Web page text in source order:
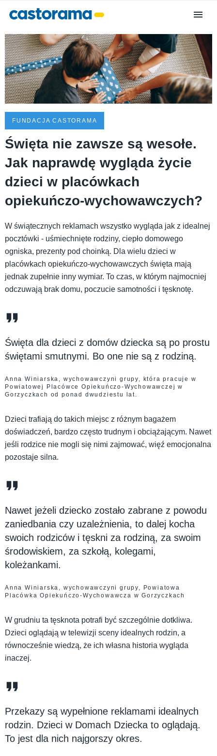
FUNDACJA CASTORAMA
Święta nie zawsze są wesołe.
Jak naprawdę wygląda życie
dzieci w placówkach
opiekuńczo-wychowawczych?
W świątecznych reklamach wszystko wygląda jak z idealnej
pocztówki - uśmiechnięte rodziny, ciepło domowego
ogniska, prezenty pod choinką. Dla wielu dzieci w
placówkach opiekuńczo-wychowawczych święta mają
jednak zupełnie inny wymiar. To czas, w którym najmocniej
odczuwają brak domu, poczucie samotności i tęsknotę.
Święta dla dzieci z domów dziecka są po prostu
świętami smutnymi. Bo one nie są z rodziną.
Anna Winiarska, wychowawczyni grupy, która pracuje w
Powiatowej Placówce Opiekuńczo-Wychowawczej w
Gorzyczkach od ponad dwudziestu lat.
Dzieci trafiają do takich miejsc z różnym bagażem
doświadczeń, bardzo często trudnym i obciążającym. Nawet
jeśli rodzice nie mogli się nimi zajmować, więź emocjonalna
pozostaje silna.
Nawet jeżeli dziecko zostało zabrane z powodu
zaniedbania czy uzależnienia, to dalej kocha
swoich rodziców i tęskni za rodziną, za swoim
środowiskiem, za szkołą, kolegami,
koleżankami.
Anna Winiarska, wychowawczyni grupy, Powiatowa
Placówka Opiekuńczo-Wychowawcza w Gorzyczkach
W grudniu ta tęsknota potrafi być szczególnie dotkliwa.
Dzieci oglądają w telewizji sceny idealnych rodzin, a
równocześnie wiedzą, że ich własna historia wygląda
inaczej.
Przekazy są wypełnione reklamami idealnych
rodzin. Dzieci w Domach Dziecka to oglądają.
To jest dla nich najgorszy okres.